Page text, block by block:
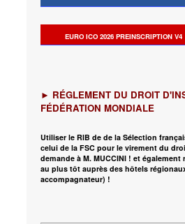
EURO ICO 2026 PREINSCRIPTION V4
► RÉGLEMENT DU DROIT
FÉDÉRATION MONDIALE
Utiliser le RIB de de la Sélection
celui de la FSC pour le virement du
demande à M. MUCCINI ! et également
au plus tôt auprès des hôtels
accompagnateur) !